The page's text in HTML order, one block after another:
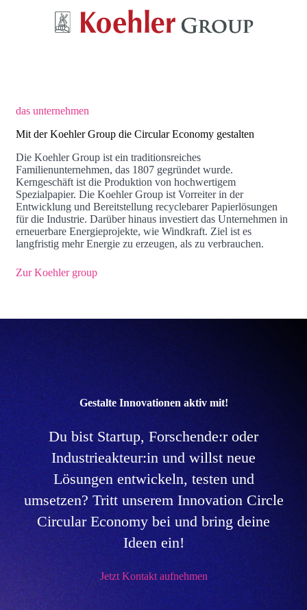
das unternehmen
Mit der Koehler Group die Circular Economy gestalten
Die Koehler Group ist ein traditionsreiches
Familienunternehmen, das 1807 gegründet wurde.
Kerngeschäft ist die Produktion von hochwertigem
Spezialpapier. Die Koehler Group ist Vorreiter in der
Entwicklung und Bereitstellung recyclebarer Papierlösungen
für die Industrie. Darüber hinaus investiert das Unternehmen in
erneuerbare Energieprojekte, wie Windkraft. Ziel ist es
langfristig mehr Energie zu erzeugen, als zu verbrauchen.
Zur Koehler group
Gestalte Innovationen aktiv mit!
Du bist Startup, Forschende:r oder
Industrieakteur:in und willst neue
Lösungen entwickeln, testen und
umsetzen? Tritt unserem Innovation Circle
Circular Economy bei und bring deine
Ideen ein!
Jetzt Kontakt aufnehmen